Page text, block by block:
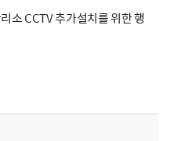
소 CCTV 추가설치를 위한 행